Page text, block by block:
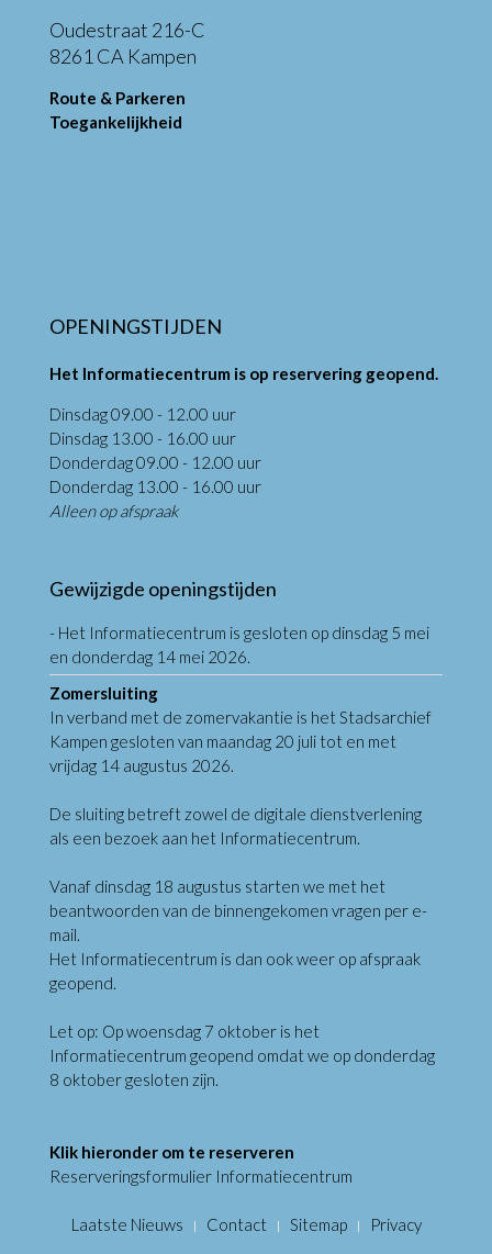
Oudestraat 216-C
8261 CA Kampen
Route & Parkeren
Toegankelijkheid
OPENINGSTIJDEN
Het Informatiecentrum is op reservering geopend.
Dinsdag 09.00 - 12.00 uur
Dinsdag 13.00 - 16.00 uur
Donderdag 09.00 - 12.00 uur
Donderdag 13.00 - 16.00 uur
Alleen op afspraak
Gewijzigde openingstijden
- Het Informatiecentrum is gesloten op dinsdag 5 mei
en donderdag 14 mei 2026.
Zomersluiting
In verband met de zomervakantie is het Stadsarchief
Kampen gesloten van maandag 20 juli tot en met
vrijdag 14 augustus 2026.
De sluiting betreft zowel de digitale dienstverlening
als een bezoek aan het Informatiecentrum.
Vanaf dinsdag 18 augustus starten we met het
beantwoorden van de binnengekomen vragen per e-
mail.
Het Informatiecentrum is dan ook weer op afspraak
geopend.
Let op: Op woensdag 7 oktober is het
Informatiecentrum geopend omdat we op donderdag
8 oktober gesloten zijn.
Klik hieronder om te reserveren
Reserveringsformulier Informatiecentrum
Laatste Nieuws Contact Sitemap
Privacy